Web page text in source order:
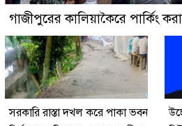
গাজীপুরের কালিয়াকৈরে পার্কিং
সরকারি রাস্তা দখল করে পাকা ভবন